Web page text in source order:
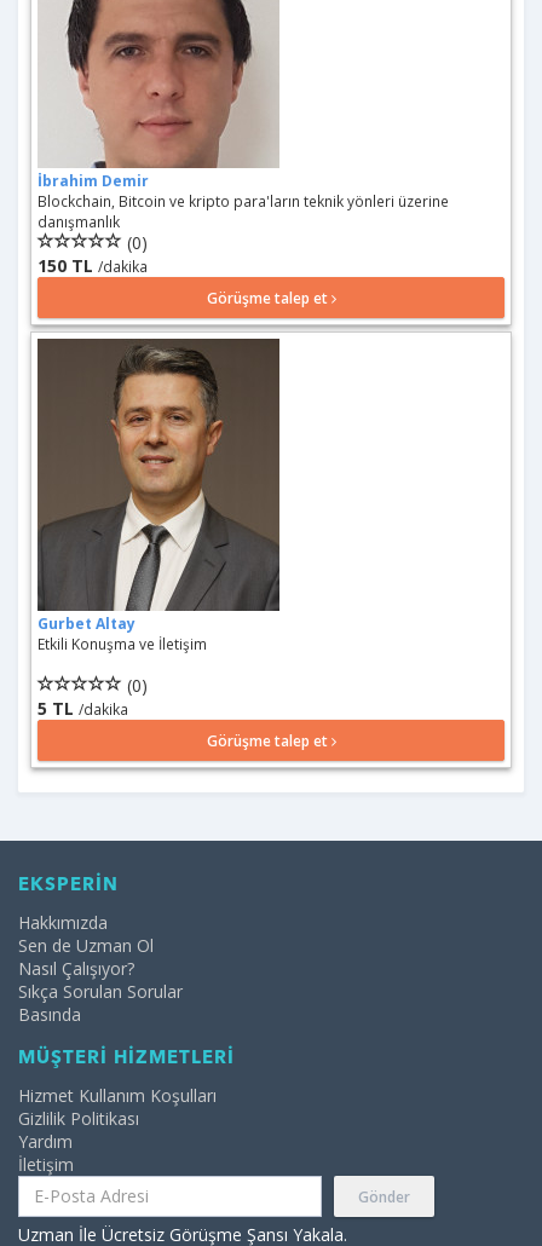
İbrahim Demir
Blockchain, Bitcoin ve kripto para'ların teknik yönleri üzerine
danışmanlık
(0)
150 TL /dakika
Görüşme talep et
Gurbet Altay
Etkili Konuşma ve İletişim
(0)
5 TL /dakika
Görüşme talep et
EKSPERİN
Hakkımızda
Sen de Uzman Ol
Nasıl Çalışıyor?
Sıkça Sorulan Sorular
Basında
MÜŞTERİ HİZMETLERİ
Hizmet Kullanım Koşulları
Gizlilik Politikası
Yardım
İletişim
Gönder
Uzman İle Ücretsiz Görüşme Şansı Yakala.